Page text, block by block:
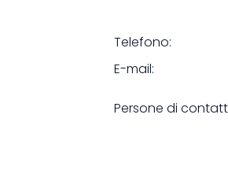
Telefono:
E-mail:
Persone di